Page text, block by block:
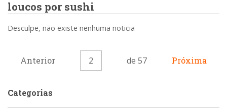
loucos por sushi
Desculpe, não existe nenhuma noticia
Anterior 2 de 57 Próxima
Categorias